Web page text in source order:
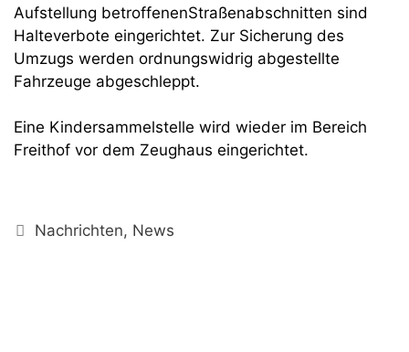
Aufstellung betroffenenStraßenabschnitten sind
Halteverbote eingerichtet. Zur Sicherung des
Umzugs werden ordnungswidrig abgestellte
Fahrzeuge abgeschleppt.
Eine Kindersammelstelle wird wieder im Bereich
Freithof vor dem Zeughaus eingerichtet.
Kategorien
Nachrichten, News